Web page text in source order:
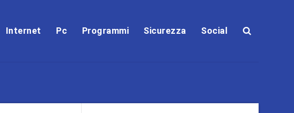
Internet Pc Programmi Sicurezza Social